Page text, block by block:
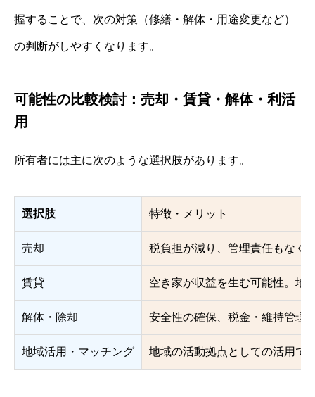
握することで、次の対策（修繕・解体・用途変更など）
の判断がしやすくなります。
可能性の比較検討：売却・賃貸・解体・利活
用
所有者には主に次のような選択肢があります。
選択肢 特徴・メリット
売却 税負担が減り、管理責任もなく
賃貸 空き家が収益を生む可能性。地
解体・除却 安全性の確保、税金・維持管理
地域活用・マッチング 地域の活動拠点としての活用で